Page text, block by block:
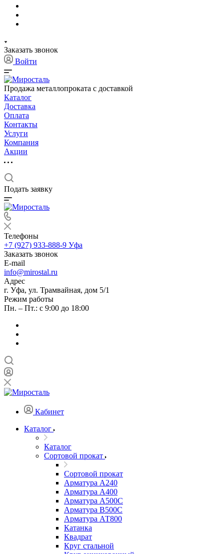
Заказать звонок
Войти
Продажа металлопроката с доставкой
Каталог
Доставка
Оплата
Контакты
Услуги
Компания
Акции
Подать заявку
Телефоны
+7 (927) 933-888-9 Уфа
Заказать звонок
E-mail
info@mirostal.ru
Адрес
г. Уфа, ул. Трамвайная, дом 5/1
Режим работы
Пн. – Пт.: с 9:00 до 18:00
Кабинет
Каталог
Каталог
Сортовой прокат
Сортовой прокат
Арматура А240
Арматура А400
Арматура А500C
Арматура В500С
Арматура АТ800
Катанка
Квадрат
Круг стальной